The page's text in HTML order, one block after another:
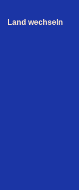
Land wechseln